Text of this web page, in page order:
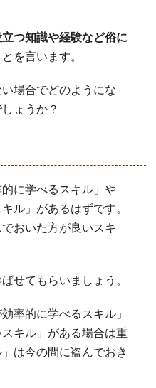
立つ知識や経験など俗に
を言います。
場合でどのようにな
ょうか？
的に学べるスキル」や
ル」があるはずです。
おいた方が良いスキ
せてもらいましょう。
率的に学べるスキル」
キル」がある場合は重
は今の間に盗んでおき